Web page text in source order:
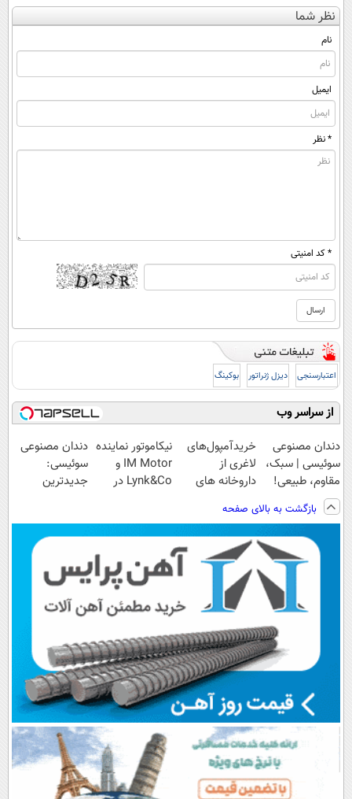
(◀پرسش‌نامه)
ساخت!
پر کن◖
◂پرسش‌نامه)
نظر شما
نام
ایمیل
* نظر
* کد امنیتی
اعتبارسنجی دیزل ژنراتور بوکینگ
از سراسر وب
دندان مصنوعی
سوئیسی | سبک،
مقاوم، طبیعی!
ویزیت
رایگان+پرداخت
اقساطی😍
خریدآمپول‌های
لاغری از
داروخانه های
فوری همراه با
پک یخ!
نیکاموتور نماینده
IM Motor و
Lynk&Co در
دندان مصنوعی
سوئیسی:
جدیدترین
پرداخت قسطی
بازگشت به بالای صفحه